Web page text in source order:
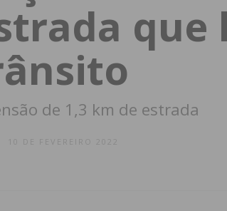
que
de 1,3 km de estrada